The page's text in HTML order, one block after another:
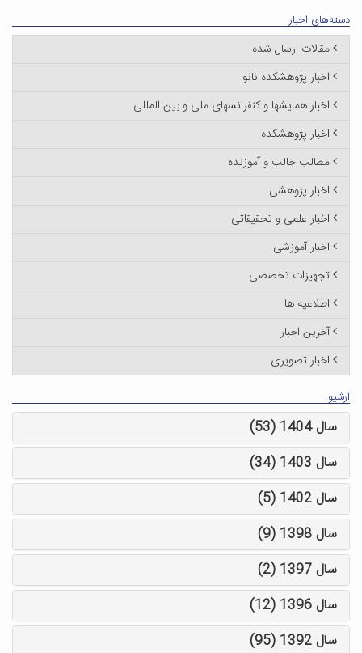
دسته‌های اخبار
مقالات ارسال شده
اخبار پژوهشکده نانو
اخبار همایشها و کنفرانسهای ملی و بین المللی
اخبار پژوهشکده
مطالب جالب و آموزنده
اخبار پژوهشی
اخبار علمی و تحقیقاتی
اخبار آموزشی
تجهیزات تخصصی
اطلاعیه ها
آخرین اخبار
اخبار تصویری
آرشیو
سال 1404 (53)
سال 1403 (34)
سال 1402 (5)
سال 1398 (9)
سال 1397 (2)
سال 1396 (12)
سال 1392 (95)